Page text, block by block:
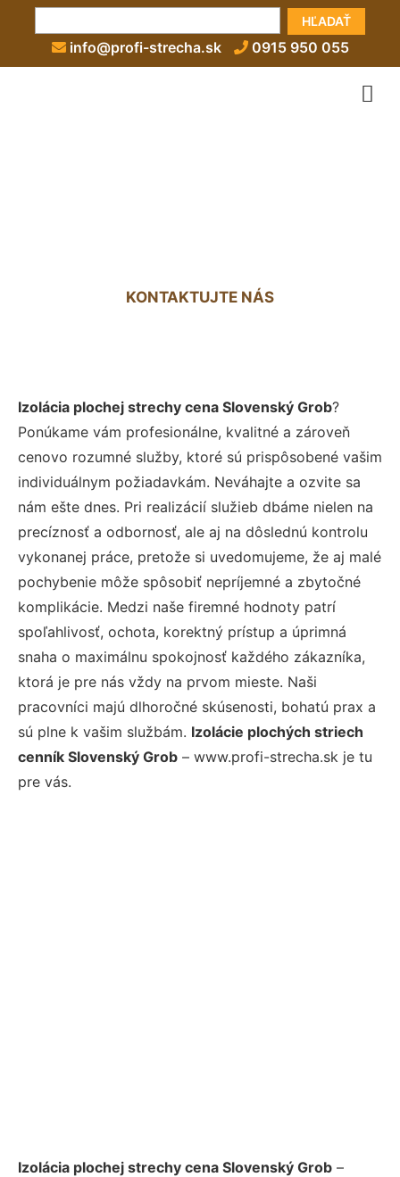
HĽADAŤ
info@profi-strecha.sk 0915 950 055
KONTAKTUJTE NÁS
Izolácia plochej strechy cena Slovenský Grob?
Ponúkame vám profesionálne, kvalitné a zároveň
cenovo rozumné služby, ktoré sú prispôsobené vašim
individuálnym požiadavkám. Neváhajte a ozvite sa
nám ešte dnes. Pri realizácií služieb dbáme nielen na
precíznosť a odbornosť, ale aj na dôslednú kontrolu
vykonanej práce, pretože si uvedomujeme, že aj malé
pochybenie môže spôsobiť nepríjemné a zbytočné
komplikácie. Medzi naše firemné hodnoty patrí
spoľahlivosť, ochota, korektný prístup a úprimná
snaha o maximálnu spokojnosť každého zákazníka,
ktorá je pre nás vždy na prvom mieste. Naši
pracovníci majú dlhoročné skúsenosti, bohatú prax a
sú plne k vašim službám. Izolácie plochých striech
cenník Slovenský Grob – www.profi-strecha.sk je tu
pre vás.
Izolácia plochej strechy cena Slovenský Grob –